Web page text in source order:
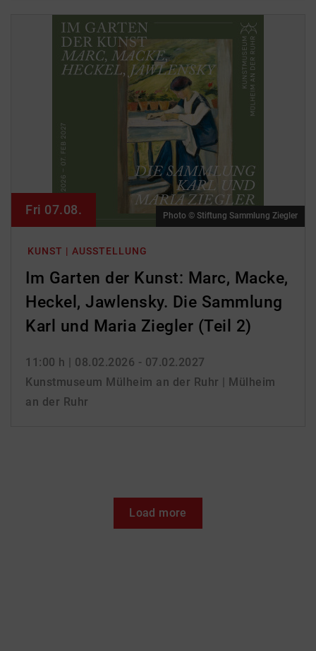
KUNST | AUSSTELLUNG
Im Garten der Kunst: Marc, Macke,
Heckel, Jawlensky. Die Sammlung
Karl und Maria Ziegler (Teil 2)
11:00 h | 08.02.2026 - 07.02.2027
Kunstmuseum Mülheim an der Ruhr | Mülheim
an der Ruhr
Fri 07.08. Photo © Stiftung Sammlung Ziegler
Load more